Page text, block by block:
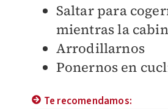
Saltar para
mientras la
Arrodillarnos
Ponernos en
Te recomendamos: